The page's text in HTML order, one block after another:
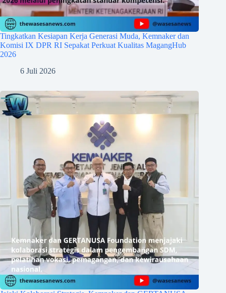
Tingkatkan Kesiapan Kerja Generasi Muda, Kemnaker dan
Komisi IX DPR RI Sepakat Perkuat Kualitas MagangHub
2026
6 Juli 2026